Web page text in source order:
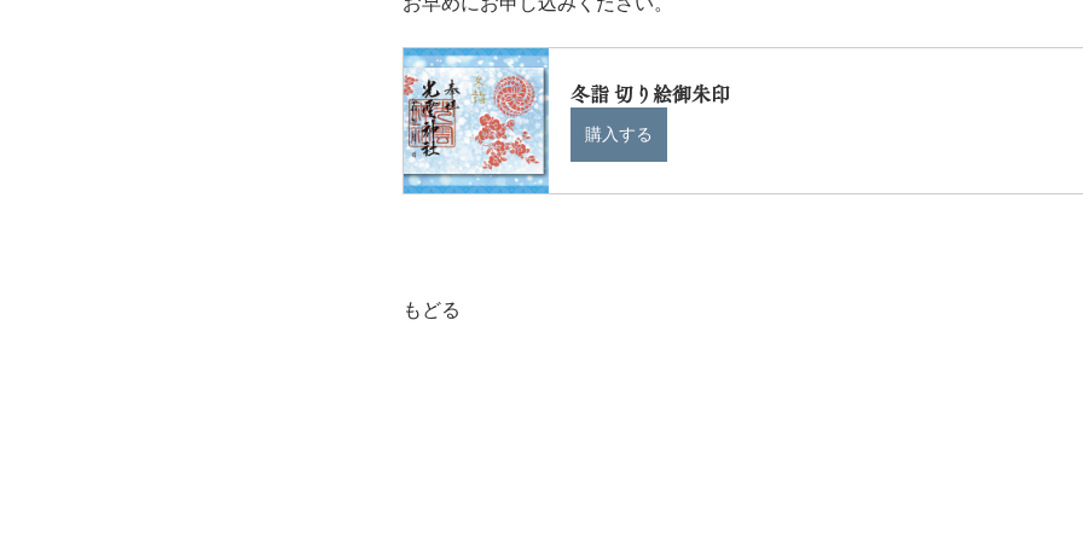
冬詣 切り絵御朱印
購入する
もどる